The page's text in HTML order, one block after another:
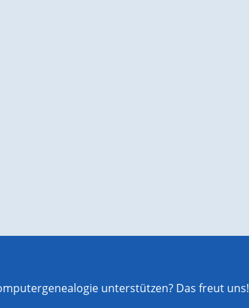
unterstützen? Das freut uns!